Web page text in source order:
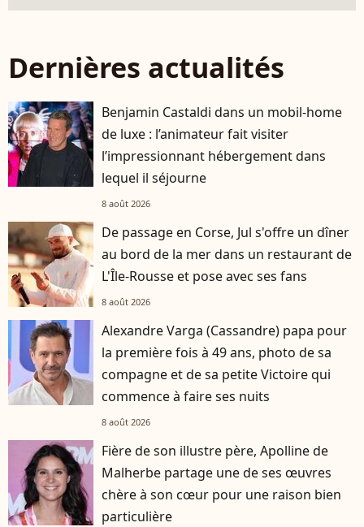
Dernières actualités
Benjamin Castaldi dans un mobil-home
de luxe : l’animateur fait visiter
l’impressionnant hébergement dans
lequel il séjourne
8 août 2026
De passage en Corse, Jul s'offre un dîner
au bord de la mer dans un restaurant de
L'Île-Rousse et pose avec ses fans
8 août 2026
Alexandre Varga (Cassandre) papa pour
la première fois à 49 ans, photo de sa
compagne et de sa petite Victoire qui
commence à faire ses nuits
8 août 2026
Fière de son illustre père, Apolline de
Malherbe partage une de ses œuvres
chère à son cœur pour une raison bien
particulière